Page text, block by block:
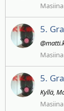
Masiina
5.
Masiina
5.
Kyllä,
Masiina